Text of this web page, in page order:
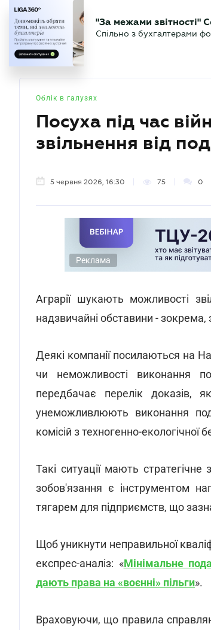
БУХГАЛТЕР.UA Новини Аналітика
"За межами звітності"
Спільно з бухгалтерами
Облік в галузях
Посуха під час
звільнення від
5 червня 2026, 16:30 75 0
Реклама
Аграрії шукають можливості
надзвичайні обставини - зокрема,
Деякі компанії посилаються на
чи неможливості виконання
передбачає перелік доказів,
унеможливлюють виконання
комісій з техногенно-екологічної
Такі ситуації мають
зобов'язання є інструментом
тягарем для підприємств, що
Щоб уникнути неправильної
експрес-аналіз: «Мінімальне
дають права на «воєнні» пільги».
Враховуючи, що правила